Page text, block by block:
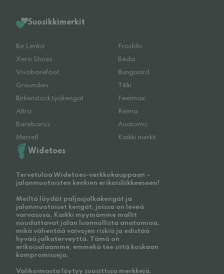
Suosikkimerkit
Be Lenka
Froddo
Xero Shoes
Beda
Vivobarefoot
Bungaard
Groundies
Tikki
Birkenstock työkengät
Feelmax
Altra
Reima
Barebarics
Anatomic
Merrell
Kaikki merkit
Widetoes
Tervetuloa Widetoes-verkkokauppaan –
jalanmuotoisten kenkien erikoisliikkeeseen!
Meiltä löydät paljasjalkakengät ja
jalanmuotoiset kengät, joissa on leveä
varvasosa. Kaikki myymämme mallit
noudattavat jalan luonnollista anatomiaa,
mikä vähentää vaivojen riskiä ja edistää
hyvää jalkaterveyttä. Tämä on
erikoisalaamme, emmekä tee siitä koskaan
kompromisseja.
Valikoimasta löytyy suosittuja merkkejä,